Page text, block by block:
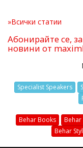
»Всички статии
Абонирайте се,
новини от
Specialist Speakers
Behar Books
Behar